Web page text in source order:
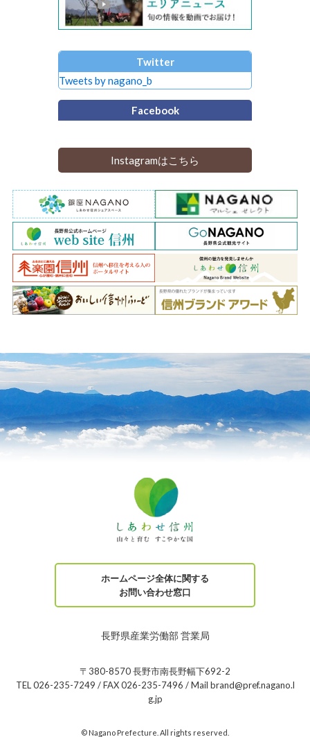
Twitter
Tweets by nagano_b
Facebook
Instagramはこちら
ホームページ全体に関する
お問い合わせ窓口
長野県産業労働部 営業局
〒380-8570 長野市南長野幅下692-2
TEL 026-235-7249 / FAX 026-235-7496 / Mail brand@pref.nagano.l
g.jp
© Nagano Prefecture. All rights reserved.